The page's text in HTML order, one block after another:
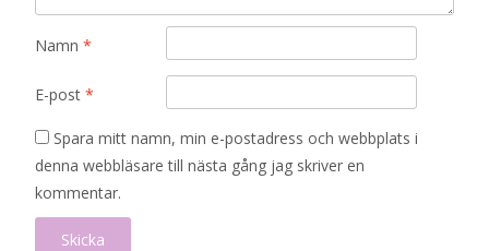
Namn *
E-post *
Spara mitt namn, min e-postadress och webbplats i
denna webbläsare till nästa gång jag skriver en
kommentar.